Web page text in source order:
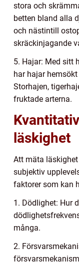
stora och
betten bland alla
och nästintill
skräckinjagande
5. Hajar: Med sitt
har hajar
Storhajen,
fruktade arterna.
läskighet
Att mäta
subjektiv
faktorer som kan
1. Dödlighet: Hur
många.
2.